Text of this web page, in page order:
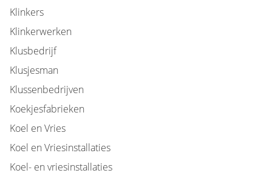
Klinkers
Klinkerwerken
Klusbedrijf
Klusjesman
Klussenbedrijven
Koekjesfabrieken
Koel en Vries
Koel en Vriesinstallaties
Koel- en vriesinstallaties